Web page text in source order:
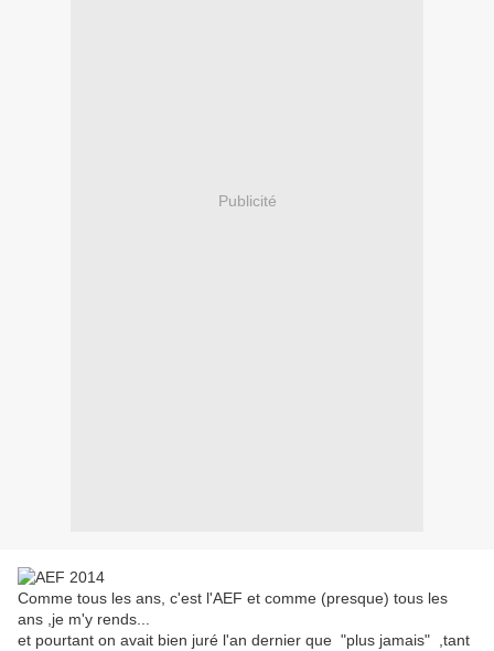
Publicité
Comme tous les ans, c'est l'AEF et comme (presque) tous les
ans ,je m'y rends...
et pourtant on avait bien juré l'an dernier que "plus jamais" ,tant